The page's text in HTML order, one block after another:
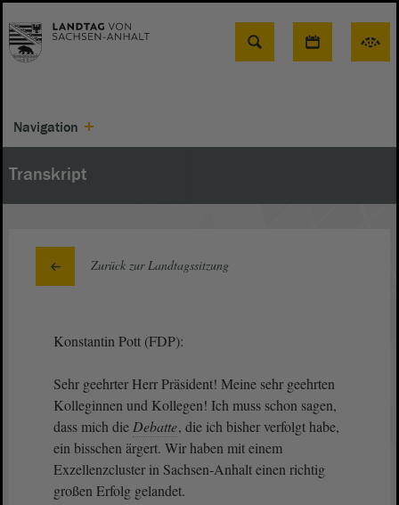
Suche
Navigation
Transkript
Zurück zur Landtagssitzung
Konstantin Pott (FDP):
Sehr geehrter Herr Präsident! Meine sehr geehrten
Kolleginnen und Kollegen! Ich muss schon sagen,
dass mich die Debatte, die ich bisher verfolgt habe,
ein bisschen ärgert. Wir haben mit einem
Exzellenzcluster in Sachsen-Anhalt einen richtig
großen Erfolg gelandet.